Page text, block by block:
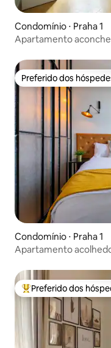
Condomínio ⋅ Praha 1
Apartamento
Preferido dos
Preferido dos
Condomínio ⋅ Praha 1
Apartamento
Entre os melhores
Preferido dos